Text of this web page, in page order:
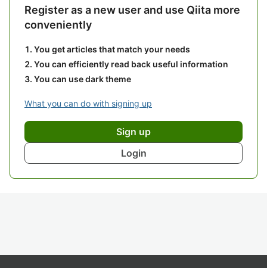
Register as a new user and use Qiita more
conveniently
You get articles that match your needs
You can efficiently read back useful information
You can use dark theme
What you can do with signing up
Sign up
Login